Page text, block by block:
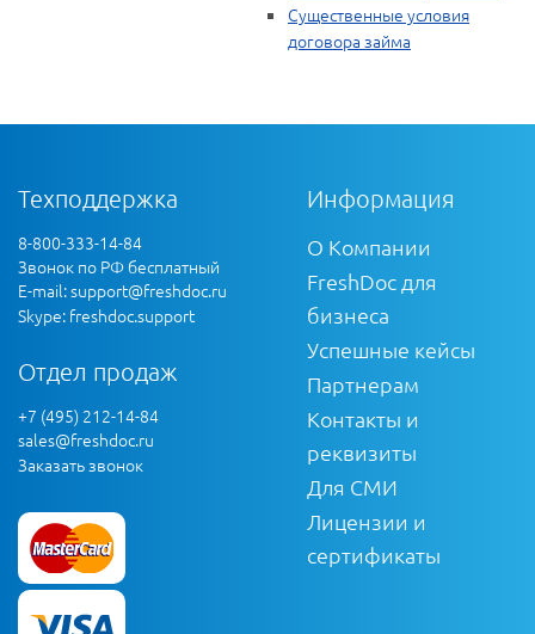
Существенные условия
договора займа
Техподдержка
8-800-333-14-84
Звонок по РФ бесплатный
E-mail:support@freshdoc.ru
Skype: freshdoc.support
Отдел продаж
+7 (495) 212-14-84
sales@freshdoc.ru
Заказать звонок
Информация
О Компании
FreshDoc для
бизнеса
Успешные кейсы
Партнерам
Контакты и
реквизиты
Для СМИ
Лицензии и
сертификаты